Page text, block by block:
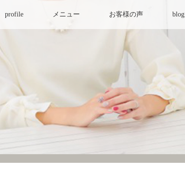
profile メニュー お客様の声 blog